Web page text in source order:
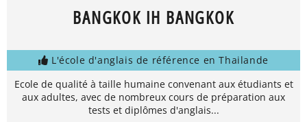
BANGKOK IH BANGKOK
L'école d'anglais de référence en Thailande
Ecole de qualité à taille humaine convenant aux étudiants et
aux adultes, avec de nombreux cours de préparation aux
tests et diplômes d'anglais...